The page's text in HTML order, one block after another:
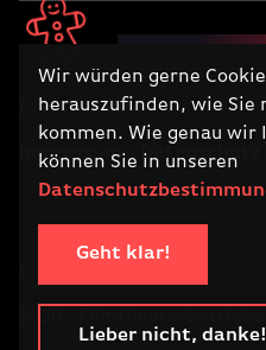
Wir würden gerne
herauszufinden, wie
kommen. Wie genau wir
können Sie in unseren
Geht klar!
Lieber nicht, danke!
RECHTLICHES
Impressum Datenschutz